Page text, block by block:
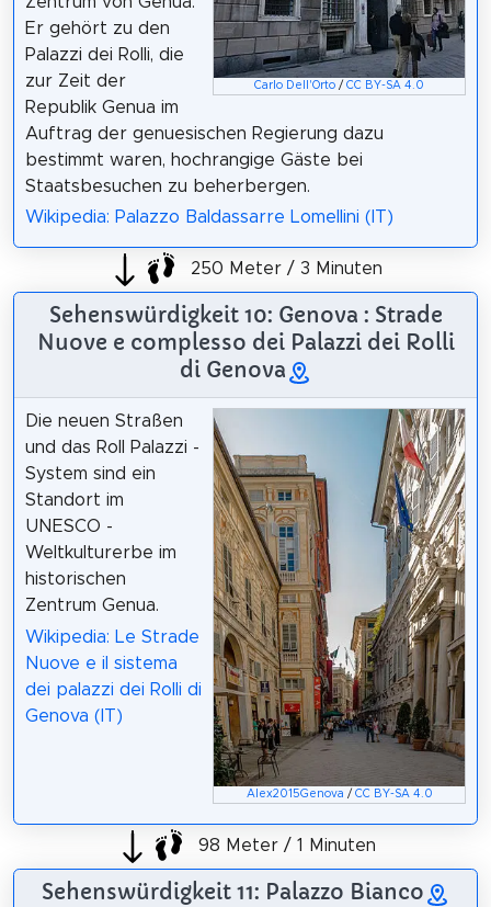
Carlo Dell'Orto /CC BY-SA 4.0
Er gehört zu den
Palazzi dei Rolli, die
zur Zeit der
Republik Genua im
Auftrag der genuesischen Regierung dazu
bestimmt waren, hochrangige Gäste bei
Staatsbesuchen zu beherbergen.
Wikipedia: Palazzo Baldassarre Lomellini (IT)
250 Meter / 3 Minuten
Sehenswürdigkeit 10: Genova : Strade
Nuove e complesso dei Palazzi dei Rolli
di Genova
Alex2015Genova / CC BY-SA 4.0
Die neuen Straßen
und das Roll Palazzi -
System sind ein
Standort im
UNESCO -
Weltkulturerbe im
historischen
Zentrum Genua.
Wikipedia: Le Strade
Nuove e il sistema
dei palazzi dei Rolli di
Genova (IT)
98 Meter / 1 Minuten
Sehenswürdigkeit 11: Palazzo Bianco